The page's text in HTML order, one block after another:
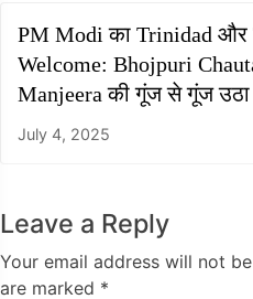
PM Modi का Trinidad और
Welcome: Bhojpuri
Manjeera की गूंज से गूंज
July 4, 2025
Leave a Reply
Your email address will not
are marked *